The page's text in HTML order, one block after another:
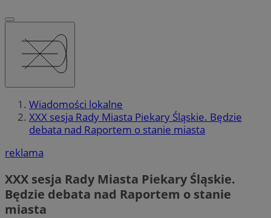
Wiadomości lokalne
XXX sesja Rady Miasta Piekary Śląskie. Będzie
debata nad Raportem o stanie miasta
reklama
XXX sesja Rady Miasta Piekary Śląskie.
Będzie debata nad Raportem o stanie
miasta